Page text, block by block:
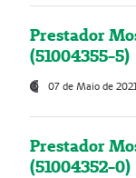
Prestador
(51004355-5)
07 de Maio de 2021
Prestador
(51004352-0)